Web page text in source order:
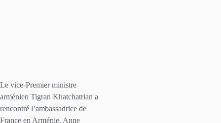
Le vice-Premier ministre
arménien Tigran Khatchatrian a
rencontré l’ambassadrice de
France en Arménie, Anne